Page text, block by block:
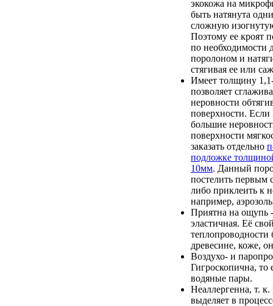
экокожа на
быть натянута
сложную
Поэтому ее кроят
по необходимости
поролоном и
стягивая ее или
Имеет толщину
позволяет
неровности
поверхности.
большие
поверхности
заказать отдельно
подложке
10мм. Данный
постелить первым
либо приклеить к
например,
Приятна на ощупь
эластичная. Её
теплопроводности
древесине, коже,
Воздухо- и
Гигроскопична, то
водяные пары.
Неаллергенна, т. к.
выделяет в